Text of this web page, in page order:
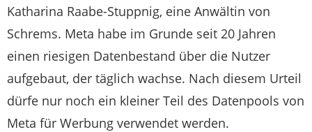
Katharina Raabe-Stuppnig, eine Anwältin von
Schrems. Meta habe im Grunde seit 20 Jahren
einen riesigen Datenbestand über die Nutzer
aufgebaut, der täglich wachse. Nach diesem Urteil
dürfe nur noch ein kleiner Teil des Datenpools von
Meta für Werbung verwendet werden.